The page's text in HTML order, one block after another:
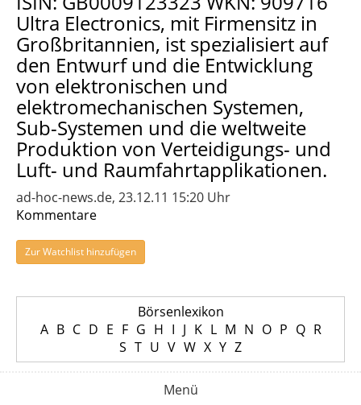
Ultra Electronics, mit Firmensitz in
Großbritannien, ist spezialisiert auf
den Entwurf und die Entwicklung
von elektronischen und
elektromechanischen Systemen,
Sub-Systemen und die weltweite
Produktion von Verteidigungs- und
Luft- und Raumfahrtapplikationen.
ad-hoc-news.de, 23.12.11 15:20 Uhr
Kommentare
Zur Watchlist hinzufügen
Börsenlexikon
A B C D E F G H I J K L M N O P Q R
S T U V W X Y Z
Menü